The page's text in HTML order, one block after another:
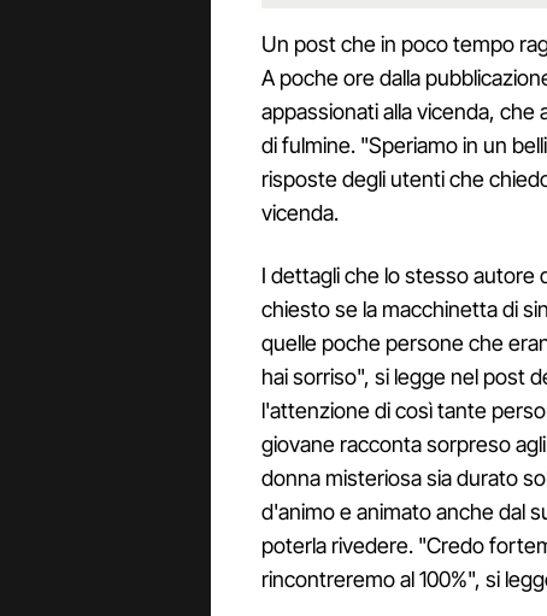
Un post che in poco tempo
A poche ore dalla
appassionati alla vicenda, che
di fulmine. "Speriamo in un
risposte degli utenti che
vicenda.
I dettagli che lo stesso autore
chiesto se la macchinetta di
quelle poche persone che
hai sorriso", si legge nel post
l'attenzione di così tante
giovane racconta sorpreso
donna misteriosa sia durato
d'animo e animato anche dal
poterla rivedere. "Credo
rincontreremo al 100%", si